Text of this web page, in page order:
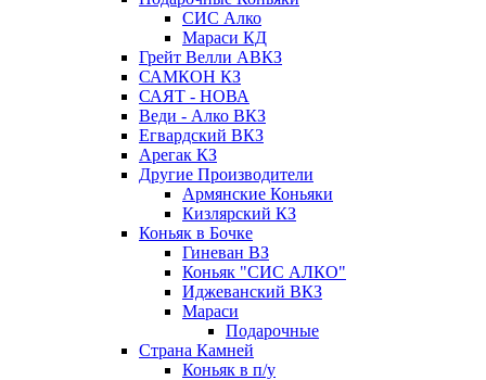
СИС Алко
Мараси КД
Грейт Велли АВКЗ
САМКОН КЗ
САЯТ - НОВА
Веди - Алко ВКЗ
Егвардский ВКЗ
Арегак КЗ
Другие Производители
Армянские Коньяки
Кизлярский КЗ
Коньяк в Бочке
Гиневан ВЗ
Коньяк "СИС АЛКО"
Иджеванский ВКЗ
Мараси
Подарочные
Страна Камней
Коньяк в п/у